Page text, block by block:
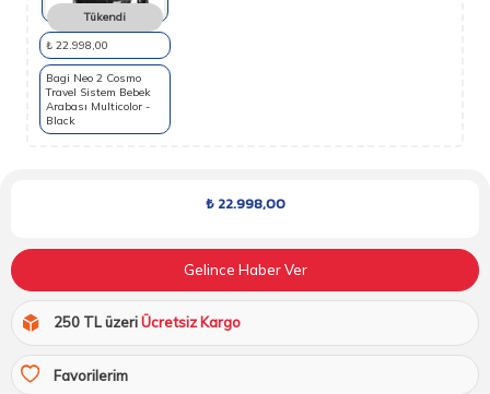
Tükendi
₺ 22.998,00
Bagi Neo 2 Cosmo
Travel Sistem Bebek
Arabası Multicolor -
Black
₺ 22.998,00
Gelince Haber Ver
250 TL üzeriÜcretsiz Kargo
Favorilerim